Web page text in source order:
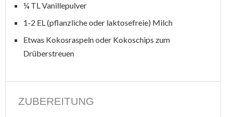
¼ TL Vanillepulver
1-2 EL (pflanzliche oder laktosefreie) Milch
Etwas Kokosraspeln oder Kokoschips zum
Drüberstreuen
ZUBEREITUNG